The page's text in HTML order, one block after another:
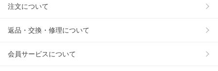
注文について
返品・交換・修理について
会員サービスについて